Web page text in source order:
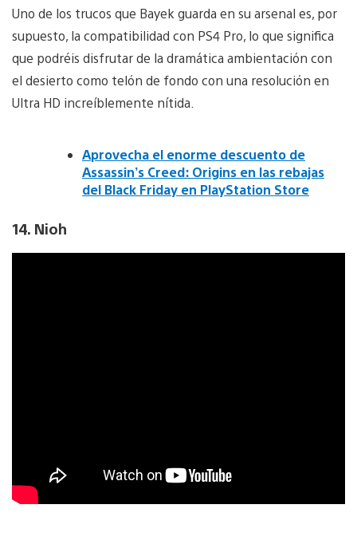
Uno de los trucos que Bayek guarda en su arsenal es, por
supuesto, la compatibilidad con PS4 Pro, lo que significa
que podréis disfrutar de la dramática ambientación con
el desierto como telón de fondo con una resolución en
Ultra HD increíblemente nítida.
Aprovecha el enorme descuento de
Assassin’s Creed: Origins en las rebajas
del Black Friday en PlayStation Store
14. Nioh